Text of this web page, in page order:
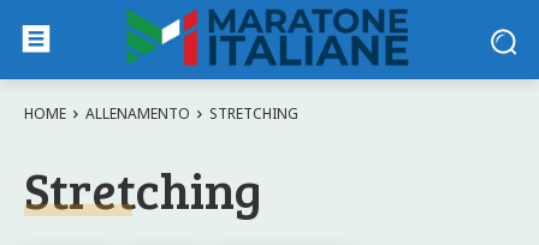
HOME ALLENAMENTO STRETCHING
Stretching